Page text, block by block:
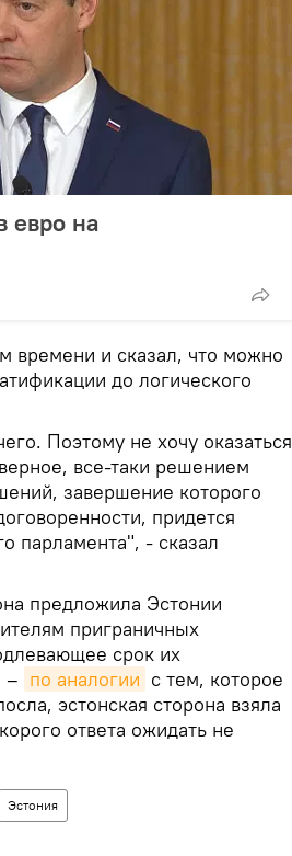
евро на
времени и сказал, что можно
до логического
Поэтому не хочу оказаться
все-таки решением
завершение которого
придется
парламента", - сказал
предложила Эстонии
приграничных
срок их
– по аналогии с тем, которое
эстонская сторона взяла
ответа ожидать не
Эстония